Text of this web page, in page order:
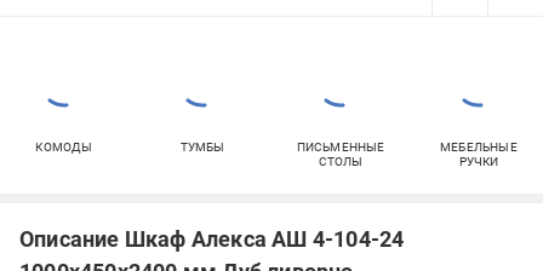
КОМОДЫ ТУМБЫ
ПИСЬМЕННЫЕ
СТОЛЫ
МЕБЕЛЬНЫЕ
РУЧКИ
Описание Шкаф Алекса АШ 4-104-24